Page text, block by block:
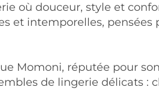
où douceur, style et
et intemporelles,
Momoni, réputée pour
de lingerie délicats